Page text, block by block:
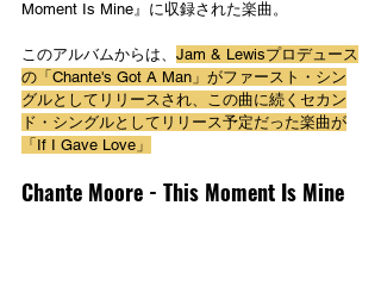
Moment Is Mine』に収録された楽曲。
このアルバムからは、 Jam & Lewisプロデュース
の「Chante's Got A Man」がファースト・シン
グルとしてリリースされ、この曲に続くセカン
ド・シングルとしてリリース予定だった楽曲が
「If I Gave Love」
Chante Moore - This Moment Is Mine